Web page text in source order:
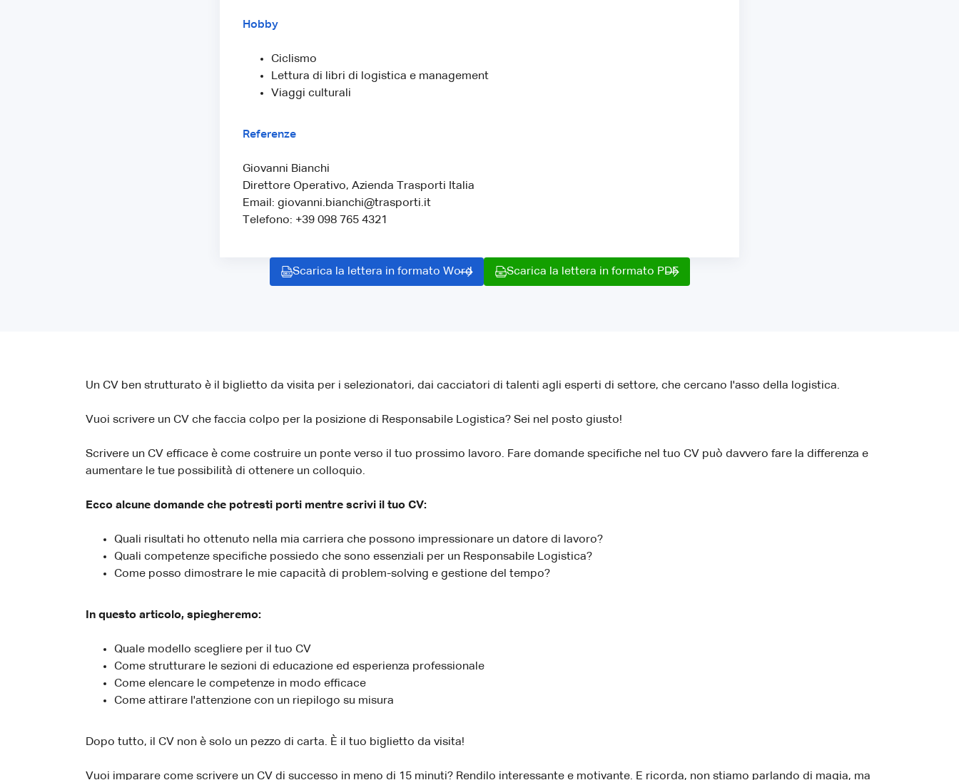
Hobby
Ciclismo
Lettura di libri di logistica e management
Viaggi culturali
Referenze
Giovanni Bianchi
Direttore Operativo, Azienda Trasporti Italia
Email: giovanni.bianchi@trasporti.it
Telefono: +39 098 765 4321
Scarica la lettera in formato Word Scarica la lettera in formato PDF
Un CV ben strutturato è il biglietto da visita per i selezionatori, dai cacciatori di talenti agli esperti di settore, che cercano l'asso della logistica.
Vuoi scrivere un CV che faccia colpo per la posizione di Responsabile Logistica? Sei nel posto giusto!
Scrivere un CV efficace è come costruire un ponte verso il tuo prossimo lavoro. Fare domande specifiche nel tuo CV può davvero fare la differenza e
aumentare le tue possibilità di ottenere un colloquio.
Ecco alcune domande che potresti porti mentre scrivi il tuo CV:
Quali risultati ho ottenuto nella mia carriera che possono impressionare un datore di lavoro?
Quali competenze specifiche possiedo che sono essenziali per un Responsabile Logistica?
Come posso dimostrare le mie capacità di problem-solving e gestione del tempo?
In questo articolo, spiegheremo:
Quale modello scegliere per il tuo CV
Come strutturare le sezioni di educazione ed esperienza professionale
Come elencare le competenze in modo efficace
Come attirare l'attenzione con un riepilogo su misura
Dopo tutto, il CV non è solo un pezzo di carta. È il tuo biglietto da visita!
Vuoi imparare come scrivere un CV di successo in meno di 15 minuti? Rendilo interessante e motivante. E ricorda, non stiamo parlando di magia, ma